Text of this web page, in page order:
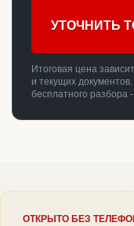
УТОЧНИТЬ
Итоговая цена
и текущих
бесплатного разбора
ОТКРЫТО БЕЗ